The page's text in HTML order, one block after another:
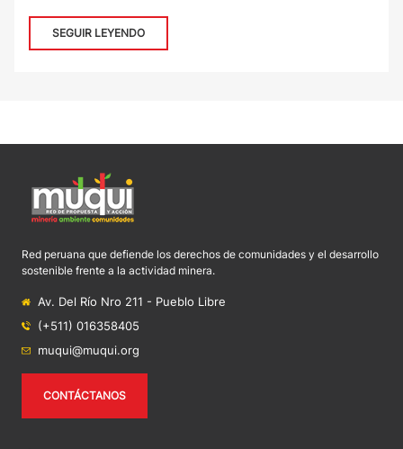
SEGUIR LEYENDO
Red peruana que defiende los derechos de comunidades y el desarrollo
sostenible frente a la actividad minera.
Av. Del Río Nro 211 - Pueblo Libre
(+511) 016358405
muqui@muqui.org
CONTÁCTANOS